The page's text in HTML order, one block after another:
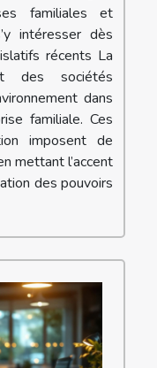
familiales et
intéresser dès
récents La
des sociétés
dans
familiale. Ces
imposent de
mettant l’accent
des pouvoirs